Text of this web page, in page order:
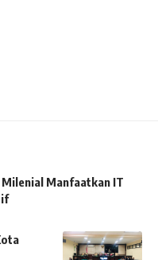
Milenial Manfaatkan IT